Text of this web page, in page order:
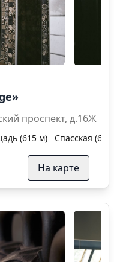
, Вознесенский проспект, д.16Ж
(615 м) Спасская
На карте